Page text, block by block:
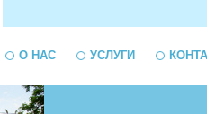
О НАС УСЛУГИ